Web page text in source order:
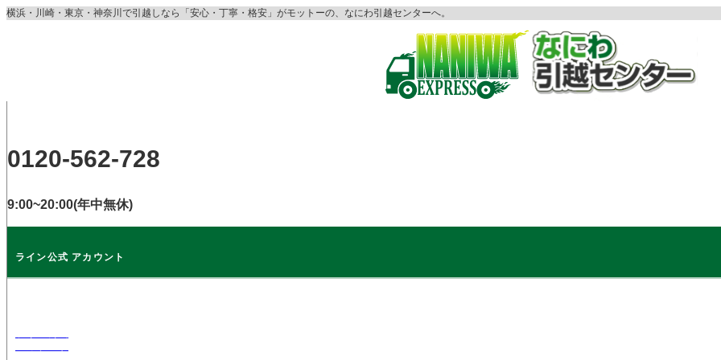
コ
ッ
プ
横浜・川崎・東京・神奈川で引越しなら「安心・丁寧・格安」がモットーの、なにわ引越センターへ。
0120-562-728
9:00~20:00(年中無休)
ライン公式 アカウント